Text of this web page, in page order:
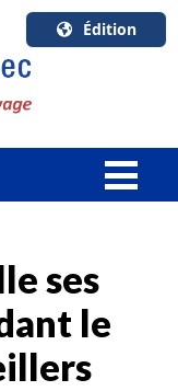
Édition
U.S.A.
English
Canada
ses
le